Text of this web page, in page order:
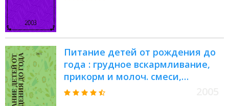
Питание детей от рождения до
года : грудное вскармливание,
прикорм и молоч. смеси,
профилактика пишевой